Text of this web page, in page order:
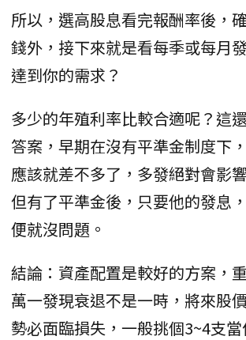
所以，選高股息看完報酬率後，
錢外，接下來就是看每季或每月
達到你的需求？
多少的年殖利率比較合適呢？這
答案，早期在沒有平準金制度下
應該就差不多了，多發絕對會影
但有了平準金後，只要他的發息
便就沒問題。
結論：資產配置是較好的方案，
萬一發現衰退不是一時，將來股
勢必面臨損失，一般挑個3~4支當